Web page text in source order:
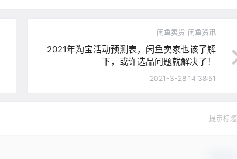
闲鱼卖货 闲鱼资讯
2021年淘宝活动预测表，闲鱼卖家也该了解
下，或许选品问题就解决了！
2021-3-28 14:38:51
提示标题